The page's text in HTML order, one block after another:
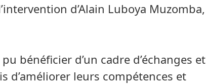
d’Alain Luboya Muzomba,
bénéficier d’un cadre d’échanges et
d’améliorer leurs compétences et